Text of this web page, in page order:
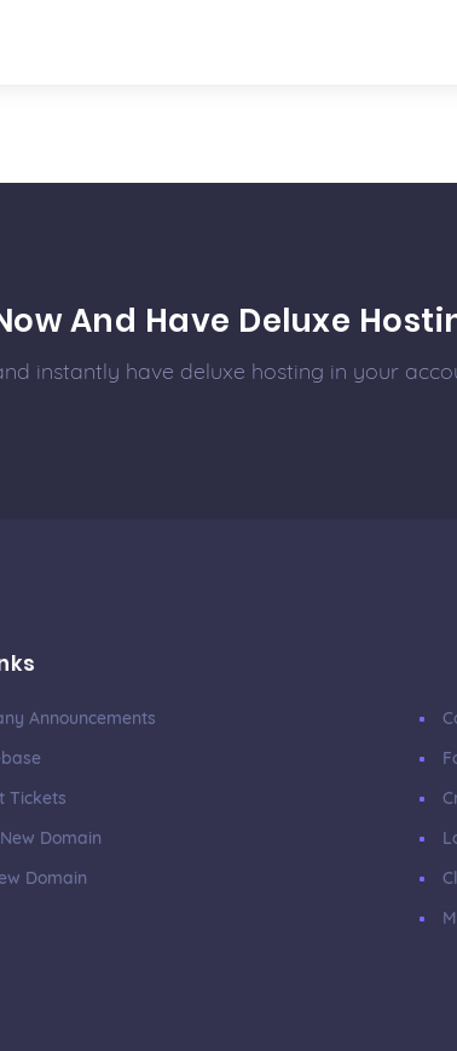
And Have Deluxe
instantly have deluxe hosting in your
Announcements
Tickets
Domain
Domain